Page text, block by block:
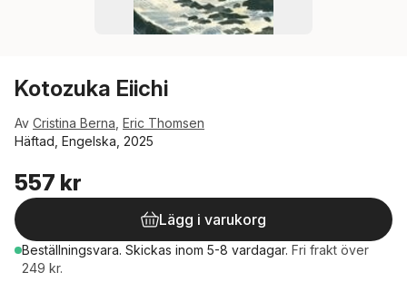
Kotozuka Eiichi
Av Cristina Berna Eric Thomsen
Häftad, Engelska, 2025
557 kr
Lägg i varukorg
Beställningsvara. Skickas inom 5-8 vardagar. Fri frakt över
249 kr.